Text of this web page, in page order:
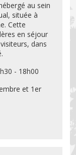
au sein
située à
Cette
en séjour
dans
- 18h00
et 1er